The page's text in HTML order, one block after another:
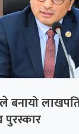
बनायो
पुरस्कार